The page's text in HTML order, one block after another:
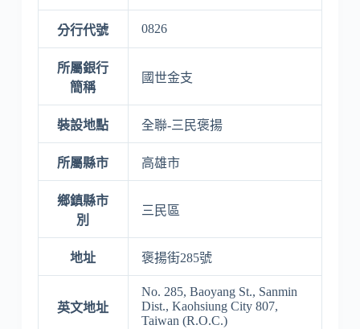
分行代號 0826
所屬銀行
簡稱
國世金支
裝設地點 全聯-三民褒揚
所屬縣市 高雄市
鄉鎮縣市
別
三民區
地址 褒揚街285號
英文地址
No. 285, Baoyang St., Sanmin
Dist., Kaohsiung City 807,
Taiwan (R.O.C.)